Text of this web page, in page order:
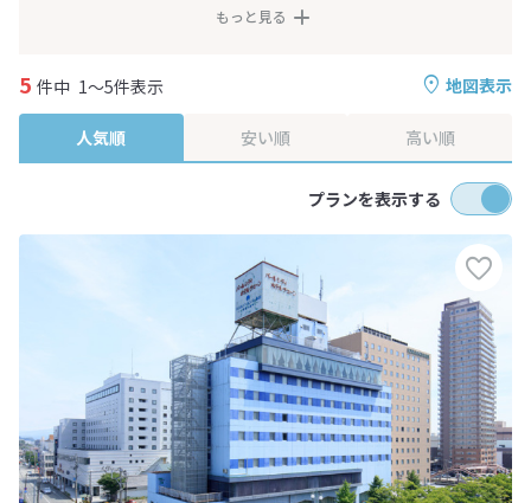
もっと見る
地図表示
5 件中 1～5件表示
人気順 安い順 高い順
プランを表示する